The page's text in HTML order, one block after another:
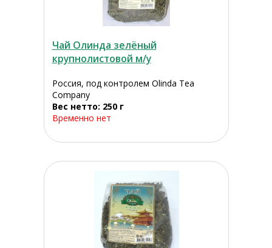
Чай Олинда зелёный
крупнолистовой м/у
Россия, под контролем Olinda Tea
Company
Вес нетто: 250 г
Временно нет